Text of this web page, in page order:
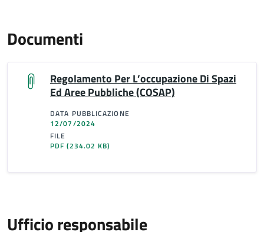
Documenti
Regolamento Per L’occupazione Di Spazi
Ed Aree Pubbliche (COSAP)
DATA PUBBLICAZIONE
12/07/2024
FILE
PDF(234.02 KB)
Ufficio responsabile